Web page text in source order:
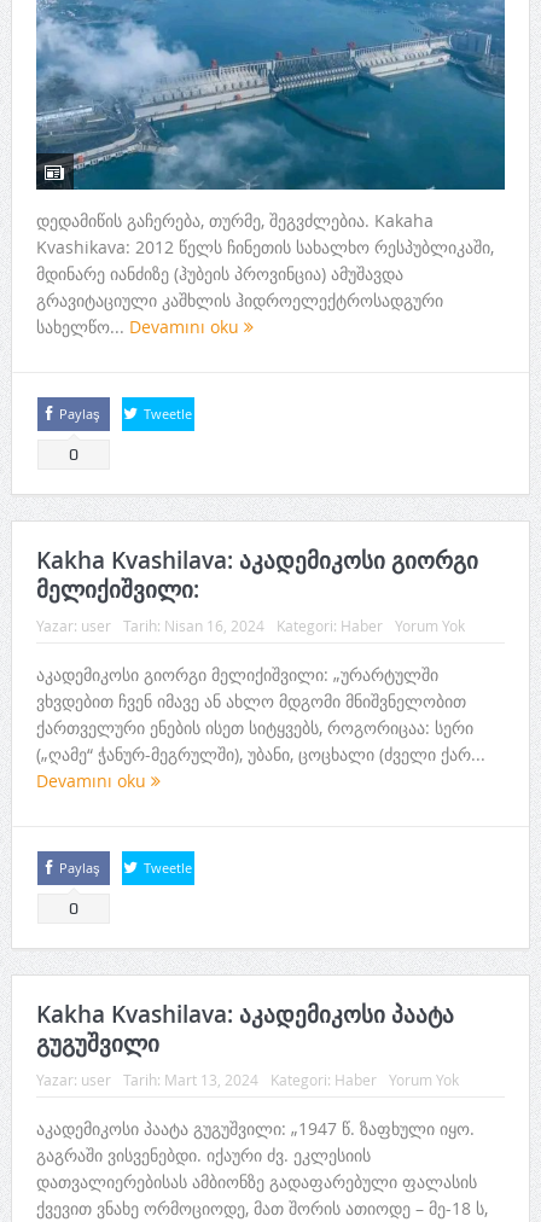
დედამიწის გაჩერება, თურმე, შეგვძლებია. Kakaha
Kvashikava: 2012 წელს ჩინეთის სახალხო რესპუბლიკაში,
მდინარე იანძიზე (ჰუბეის პროვინცია) ამუშავდა
გრავიტაციული კაშხლის ჰიდროელექტროსადგური
სახელწო... Devamını oku
Paylaş
0
Tweetle
Kakha Kvashilava: აკადემიკოსი გიორგი
მელიქიშვილი:
Yazar: user Tarih: Nisan 16, 2024 Kategori: Haber Yorum Yok
აკადემიკოსი გიორგი მელიქიშვილი: „ურარტულში
ვხვდებით ჩვენ იმავე ან ახლო მდგომი მნიშვნელობით
ქართველური ენების ისეთ სიტყვებს, როგორიცაა: სერი
(„ღამე“ ჭანურ-მეგრულში), უბანი, ცოცხალი (ძველი ქარ...
Devamını oku
Paylaş
0
Tweetle
Kakha Kvashilava: აკადემიკოსი პაატა
გუგუშვილი
Yazar: user Tarih: Mart 13, 2024 Kategori: Haber Yorum Yok
აკადემიკოსი პაატა გუგუშვილი: „1947 წ. ზაფხული იყო.
გაგრაში ვისვენებდი. იქაური ძვ. ეკლესიის
დათვალიერებისას ამბიონზე გადაფარებული ფალასის
ქვევით ვნახე ორმოციოდე, მათ შორის ათიოდე – მე-18 ს,